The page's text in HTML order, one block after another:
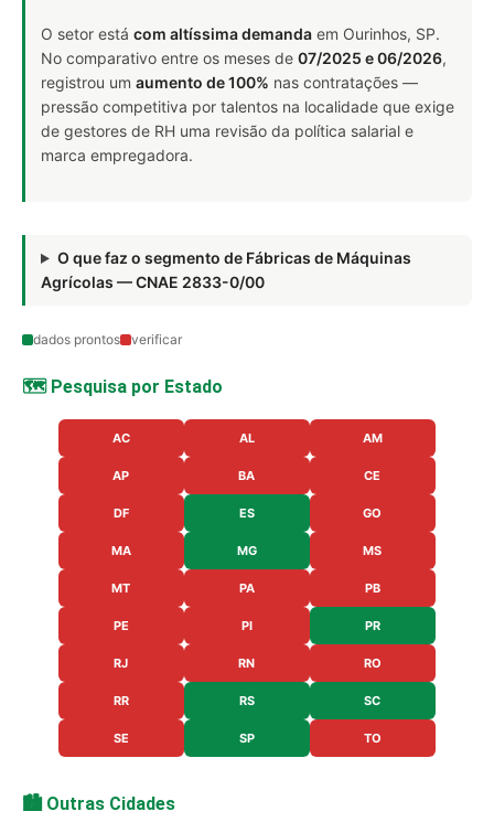
O setor está com altíssima demanda em Ourinhos, SP.
No comparativo entre os meses de 07/2025 e 06/2026,
registrou um aumento de 100% nas contratações —
pressão competitiva por talentos na localidade que exige
de gestores de RH uma revisão da política salarial e
marca empregadora.
O que faz o segmento de Fábricas de Máquinas
Agrícolas — CNAE 2833-0/00
dados prontos verificar
🗺️ Pesquisa por Estado
AC AL AM
AP BA CE
DF ES GO
MA MG MS
MT PA PB
PE PI PR
RJ RN RO
RR RS SC
SE SP TO
🏙️ Outras Cidades